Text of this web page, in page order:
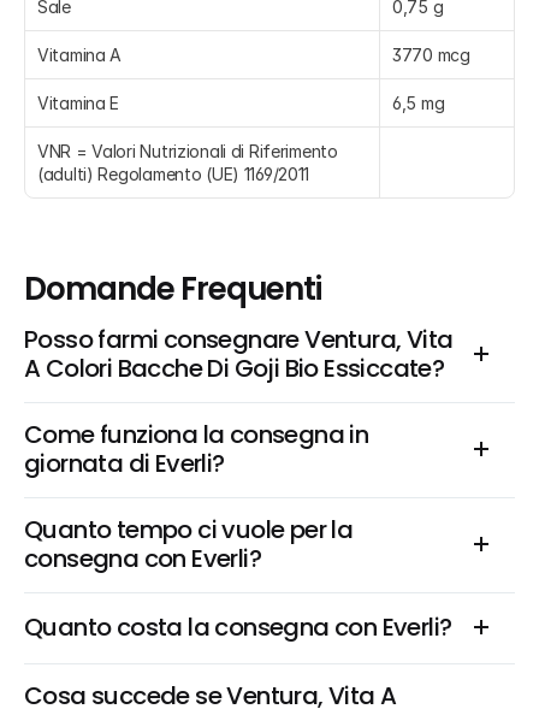
Sale 0,75 g
Vitamina A 3770 mcg
Vitamina E 6,5 mg
VNR = Valori Nutrizionali di Riferimento
(adulti) Regolamento (UE) 1169/2011
Domande Frequenti
Posso farmi consegnare Ventura, Vita
A Colori Bacche Di Goji Bio Essiccate?
Come funziona la consegna in
giornata di Everli?
Quanto tempo ci vuole per la
consegna con Everli?
Quanto costa la consegna con Everli?
Cosa succede se Ventura, Vita A